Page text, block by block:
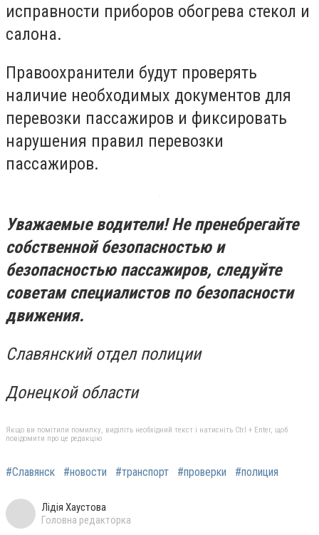
исправности приборов обогрева стекол и
салона.
Правоохранители будут проверять
наличие необходимых документов для
перевозки пассажиров и фиксировать
нарушения правил перевозки
пассажиров.
Уважаемые водители! Не пренебрегайте
собственной безопасностью и
безопасностью пассажиров, следуйте
советам специалистов по безопасности
движения.
Славянский отдел полиции
Донецкой области
Якщо ви помітили помилку, виділіть необхідний текст і натисніть Ctrl + Enter, щоб
повідомити про це редакцію
#Славянск #новости #транспорт #проверки #полиция
Лідія Хаустова
Головна редакторка